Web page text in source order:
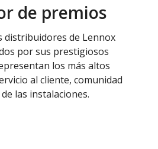
de premios
distribuidores de Lennox
por sus prestigiosos
los más altos
al cliente, comunidad
las instalaciones.